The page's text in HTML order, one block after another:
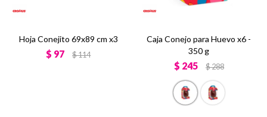
Hoja Conejito 69x89 cm x3
$ 97 $114
Caja Conejo para Huevo x6 -
350 g
$ 245 $288